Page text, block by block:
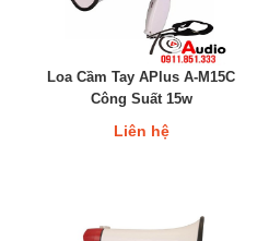
Loa Cầm Tay APlus A-M15C
Công Suất 15w
Liên hệ